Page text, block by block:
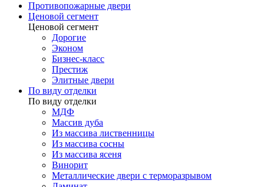
Противопожарные двери
Ценовой сегмент
Ценовой сегмент
Дорогие
Эконом
Бизнес-класс
Престиж
Элитные двери
По виду отделки
По виду отделки
МДФ
Массив дуба
Из массива лиственницы
Из массива сосны
Из массива ясеня
Винорит
Металлические двери с терморазрывом